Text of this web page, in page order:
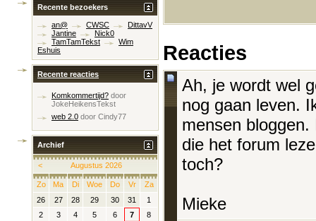
Reacties
Ah, je wordt wel
nog gaan leven.
mensen
die het forum
toch?
Mieke
Recente bezoekers
an@ CWSC
DittavV
Jantine
Nick0
TamTamTekst
Wim
Eshuis
Recente reacties
Komkommertijd? door
JokeHeikensTekst
web 2.0 door Cindy77
Archief
< Augustus 2026
Zo Ma Di Woe Do Vr
Za
26
27 28 29 30 31
1
2
3 4 5 6 7
8